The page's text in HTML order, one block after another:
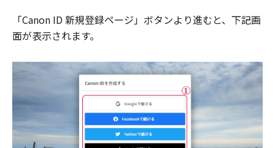
「Canon ID 新規登録ページ」ボタンより進むと、下記画
面が表示されます。